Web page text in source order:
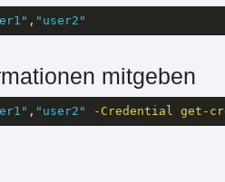
, "user2"
mitgeben
, "user2" -Credential get-